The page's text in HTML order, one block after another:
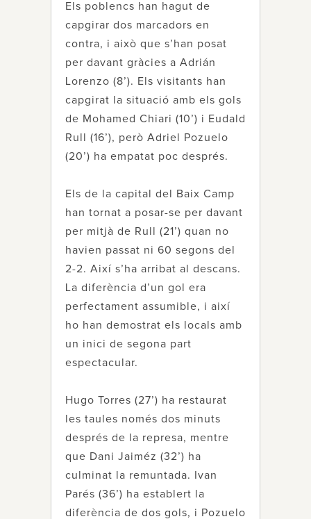
Els poblencs han hagut de
capgirar dos marcadors en
contra, i això que s’han posat
per davant gràcies a Adrián
Lorenzo (8’). Els visitants han
capgirat la situació amb els gols
de Mohamed Chiari (10’) i Eudald
Rull (16’), però Adriel Pozuelo
(20’) ha empatat poc després.
Els de la capital del Baix Camp
han tornat a posar-se per davant
per mitjà de Rull (21’) quan no
havien passat ni 60 segons del
2-2. Així s’ha arribat al descans.
La diferència d’un gol era
perfectament assumible, i així
ho han demostrat els locals amb
un inici de segona part
espectacular.
Hugo Torres (27’) ha restaurat
les taules només dos minuts
després de la represa, mentre
que Dani Jaiméz (32’) ha
culminat la remuntada. Ivan
Parés (36’) ha establert la
diferència de dos gols, i Pozuelo